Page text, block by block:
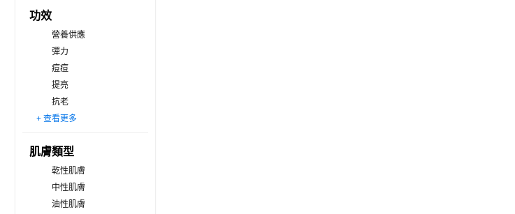
功效
營養供應
彈力
痘痘
提亮
抗老
毛孔
去角質
+ 查看更多
肌膚類型
乾性肌膚
中性肌膚
油性肌膚